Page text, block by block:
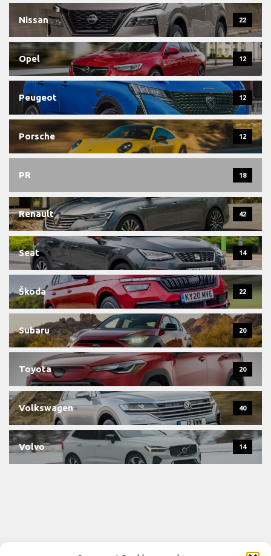
Nissan 22
Opel 12
Peugeot 12
Porsche 12
PR 18
Renault 42
Seat 14
Škoda 22
Subaru 20
Toyota 20
Volkswagen 40
Volvo 14